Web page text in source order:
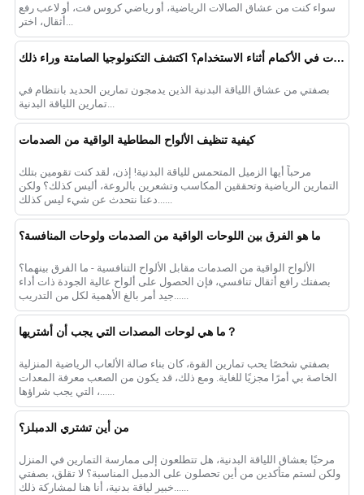
سواء كنت من عشاق الصالات الرياضية، أو رياضي كروس فت، أو لاعب رفع
لماذا لا يوجد صوت في الأكمام أثناء الاستخدام؟ اكتشف التكنولوجيا الصامتة وراء ذلك
بصفتي من عشاق اللياقة البدنية الذين يدمجون تمارين الحديد بانتظام في
كيفية تنظيف الألواح المطاطية الواقية من الصدمات
مرحباً أيها الزميل المتحمس للياقة البدنية! إذن، لقد كنت تقومين بتلك
التمارين الرياضية وتحققين المكاسب وتشعرين بالروعة، أليس كذلك؟ ولكن
ما هو الفرق بين اللوحات الواقية من الصدمات ولوحات المنافسة؟
الألواح الواقية من الصدمات مقابل الألواح التنافسية - ما الفرق بينهما؟
بصفتك رافع أثقال تنافسي، فإن الحصول على ألواح عالية الجودة ذات أداء
ما هي لوحات المصدات التي يجب أن أشتريها？
بصفتي شخصًا يحب تمارين القوة، كان بناء صالة الألعاب الرياضية المنزلية
الخاصة بي أمرًا مجزيًا للغاية. ومع ذلك، قد يكون من الصعب معرفة المعدات
التي يجب شراؤها ،......
من أين تشتري الدمبلز؟
مرحبًا بعشاق اللياقة البدنية، هل تتطلعون إلى ممارسة التمارين في المنزل
ولكن لستم متأكدين من أين تحصلون على الدمبل المناسبة؟ لا تقلق، بصفتي
خبير لياقة بدنية، أنا هنا لمشاركة ذلك......